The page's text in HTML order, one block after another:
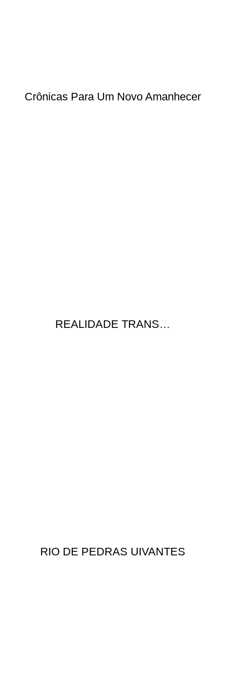
Crônicas Para Um Novo Amanhecer
REALIDADE TRANS…
RIO DE PEDRAS UIVANTES